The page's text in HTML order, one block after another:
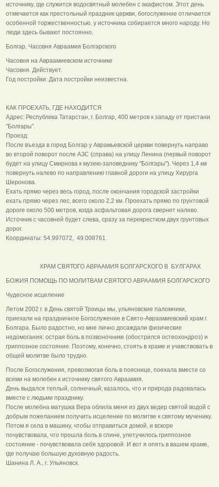
источнику, где служится водосвятный молебен с акафистом. Этот день
отмечается как престольный праздник церкви, богослужение отличается
особенной торжественностью, у источника собирается много народу. Но
люди здесь бывают постоянно.
Болгар. Часовня Авраамия Болгарского
Часовня на Авраамиевском источнике
Часовня. Действует.
Год постройки: Дата постройки неизвестна.
КАК ПРОЕХАТЬ, ГДЕ НАХОДИТСЯ
Адрес: Республика Татарстан, г. Болгар, 400 метров к западу от пристани
"Болгары".
Проезд:
После въезда в город Болгар у Аврамьевской церкви повернуть направо
во второй поворот после АЗС (справа) на улицу Ленина (первый поворот
будет на улицу Смирнова к музею-заповеднику "Болгары"). Через 1,4 км
повернуть налево по направлению главной дороги на улицу Хирурга
Шеронова.
Ехать прямо через весь город, после окончания городской застройки
ехать прямо через лес, всего около 2,2 км. Проехать прямо по грунтовой
дороге около 500 метров, когда асфальтовая дорога свернет налево.
Источник с часовней будет слева, сразу за перекрестком двух грунтовых
дорог.
Координаты: 54.997072, 49.008761.
ХРАМ СВЯТОГО АВРААМИЯ БОЛГАРСКОГО В БУЛГАРАХ
БОЖИЯ ПОМОЩЬ ПО МОЛИТВАМ СВЯТОГО АВРААМИЯ БОЛГАРСКОГО
Чудесное исцеление
Летом 2002 г. в День святой Троицы мы, ульяновские паломники,
приехали на праздничное Богослужение в Свято-Авраамиевский храм г.
Болгара. Было радостно, но мне лично досаждали физические
недомогания: острая боль в позвоночнике (обострился остеохондроз) и
гриппозное состояние. Поэтому, конечно, стоять в храме и учавствовать в
общей молитве было трудно.
После Богослужения, превозмогая боль в пояснице, поехала вместе со
всеми на молебен к источнику святого Авраамия.
День выдался теплый, солнечный; казалось, что и природа радовалась
вместе с людьми празднику.
После молебна матушка Вера облила меня из двух ведер святой водой с
добрым пожеланием получить исцеление по молитве к святому мученику.
Потом я села в машину, чтобы отправиться домой, и вскоре
почувствовала, что прошла боль в спине, улетучилось гриппозное
состояние - почувствовала себя здоровой. И вот я опять в вашем храме,
где получаю большую духовную радость.
Шанина Л. А., г. Ульяновск.